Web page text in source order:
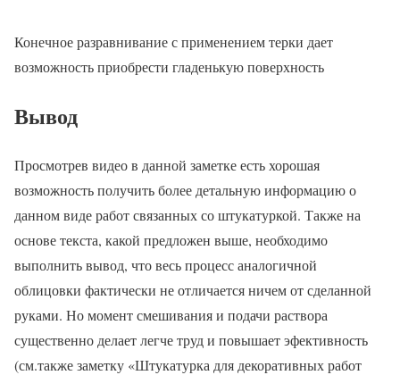
Конечное разравнивание с применением терки дает
возможность приобрести гладенькую поверхность
Вывод
Просмотрев видео в данной заметке есть хорошая
возможность получить более детальную информацию о
данном виде работ связанных со штукатуркой. Также на
основе текста, какой предложен выше, необходимо
выполнить вывод, что весь процесс аналогичной
облицовки фактически не отличается ничем от сделанной
руками. Но момент смешивания и подачи раствора
существенно делает легче труд и повышает эфективность
(см.также заметку «Штукатурка для декоративных работ